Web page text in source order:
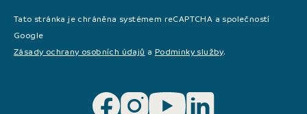
Tato stránka je chráněna systémem reCAPTCHA a společností
Google
Zásady ochrany osobních údajů a Podminky služby.